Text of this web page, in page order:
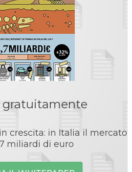
gratuitamente
crescita: in Italia il mercato
miliardi di euro